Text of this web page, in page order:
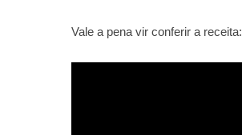
Vale a pena vir conferir a receita: